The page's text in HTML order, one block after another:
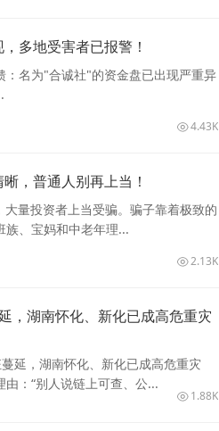
多地受害者已报警！
名为"合诚社"的资金盘已出现严重异
4.43K
，普通人别再上当！
量投资者上当受骗。骗子靠着极致的
族、宝妈和中老年理...
2.13K
，湖南怀化、新化已成高危重灾
延，湖南怀化、新化已成高危重灾
：“别人说链上可查、公...
1.88K